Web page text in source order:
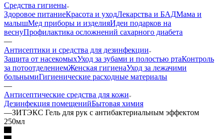
Средства гигиены
Здоровое питаниеКрасота и уходЛекарства и БАДМама и
малышМед приборы и изделияИдеи подарков на
веснуПрофилактика осложнений сахарного диабета
—
Антисептики и средства для дезинфекции
Защита от насекомыхУход за зубами и полостью ртаКонтроль
за потоотделениемЖенская гигиенаУход за лежачими
больнымиГигиенические расходные материалы
—
Антисептические средства для кожи
Дезинфекция помещенийБытовая химия
—ЗИТЭКС Гель для рук с антибактериальным эффектом
250мл